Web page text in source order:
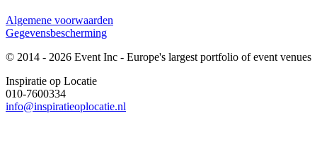
Algemene voorwaarden
Gegevensbescherming
© 2014 - 2026 Event Inc - Europe's largest portfolio of event venues
Inspiratie op Locatie
010-7600334
info@inspiratieoplocatie.nl